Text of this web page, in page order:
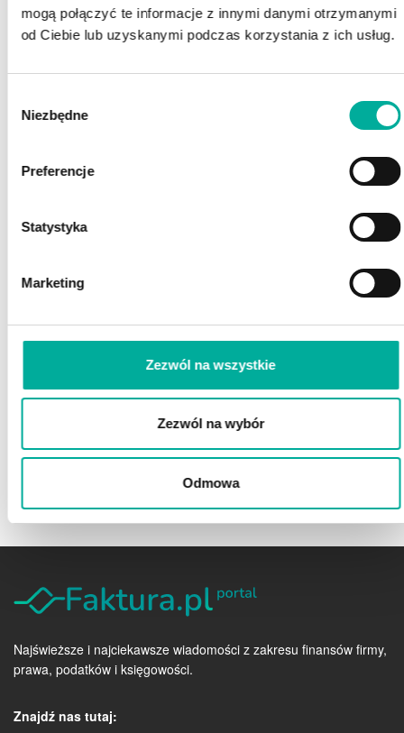
mogą połączyć te informacje z innymi danymi otrzymanymi
od Ciebie lub uzyskanymi podczas korzystania z ich usług.
zgody
Niezbędne
Preferencje
Statystyka
Marketing
Zezwól na wszystkie
Zezwól na wybór
Odmowa
POSZUKUJESZ FINANSOWANIA?
Wyrażam zgodę na przetwarzanie przez eFaktor S.A. moich danych osobowych
Wyrażam zgodę na wykorzystywanie przez eFaktor S.A. telekomunikacyjnych urządzeń
Wyrażam zgodę na otrzymywanie informacji handlowych drogą elektroniczną(rozwiń)
ZAMÓW ROZMOWĘ
Najświeższe i najciekawsze wiadomości z zakresu finansów firmy,
prawa, podatków i księgowości.
Znajdź nas tutaj: